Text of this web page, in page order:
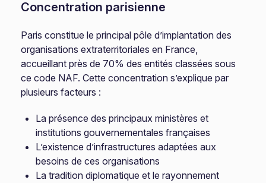
Concentration parisienne
Paris constitue le principal pôle d’implantation des
organisations extraterritoriales en France,
accueillant près de 70% des entités classées sous
ce code NAF. Cette concentration s’explique par
plusieurs facteurs :
La présence des principaux ministères et
institutions gouvernementales françaises
L’existence d’infrastructures adaptées aux
besoins de ces organisations
La tradition diplomatique et le rayonnement